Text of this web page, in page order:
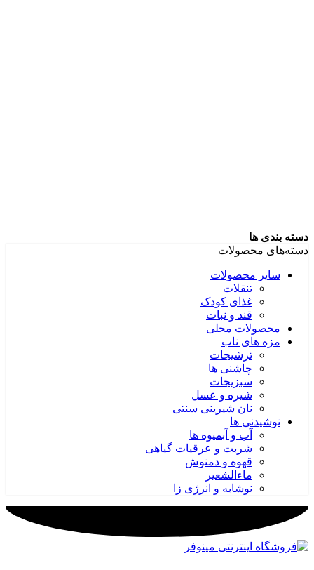
دسته بندی ها
دسته‌های محصولات
سایر محصولات
تنقلات
غذای کودک
قند و نبات
محصولات محلی
مزه های ناب
ترشیجات
چاشنی ها
سبزیجات
شیره و عسل
نان شیرینی سنتی
نوشیدنی ها
آب و آبمیوه ها
شربت و عرقیات گیاهی
قهوه و دمنوش
ماءالشعیر
نوشابه و انرژی زا